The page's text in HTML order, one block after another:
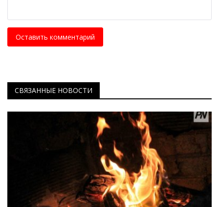
Оставить комментарий
СВЯЗАННЫЕ НОВОСТИ